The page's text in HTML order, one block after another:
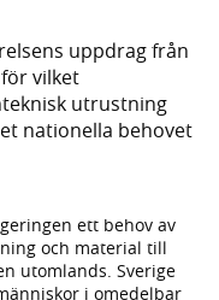
uppdrag från
vilket
utrustning
nationella behovet
ett behov av
och material till
utomlands. Sverige
i omedelbar